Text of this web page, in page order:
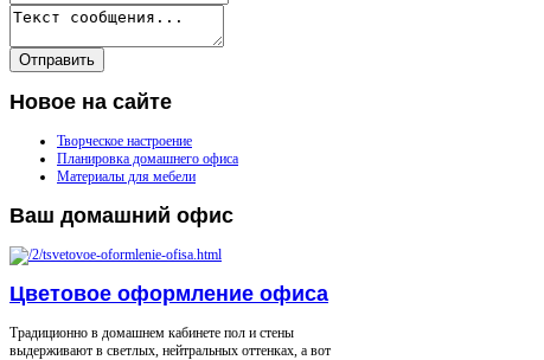
Новое на сайте
Творческое настроение
Планировка домашнего офиса
Материалы для мебели
Ваш домашний офис
Цветовое оформление офиса
Традиционно в домашнем кабинете пол и стены
выдерживают в светлых, нейтральных оттенках, а вот